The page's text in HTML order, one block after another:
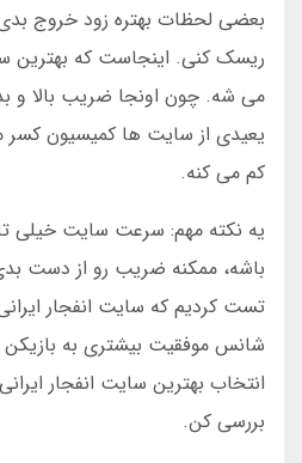
بعضی لحظات بهتره زود خروج
ریسک کنی. اینجاست که بهترین
می شه. چون اونجا ضریب بالا و
یعیدی از سایت ها کمیسیون کسر
کم می کنه.
یه نکته مهم: سرعت سایت خیلی
شانس موفقیت بیشتری به
انتخاب بهترین سایت انفجار
بررسی کن.